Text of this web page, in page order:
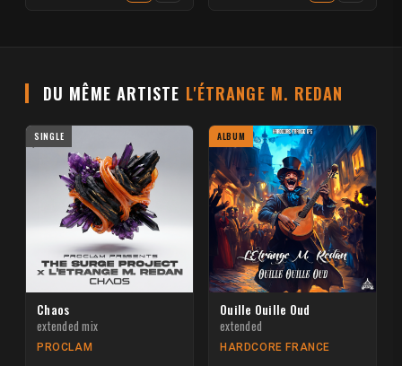
DU MÊME ARTISTE L'ÉTRANGE M. REDAN
SINGLE
Chaos
extended mix
PROCLAM
ALBUM
Ouille Ouille Oud
extended
HARDCORE FRANCE